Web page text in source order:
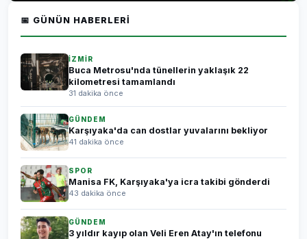
📅 GÜNÜN HABERLERI
İZMİR
Buca Metrosu'nda tünellerin yaklaşık 22
kilometresi tamamlandı
31 dakika önce
GÜNDEM
Karşıyaka'da can dostlar yuvalarını bekliyor
41 dakika önce
SPOR
Manisa FK, Karşıyaka'ya icra takibi gönderdi
43 dakika önce
GÜNDEM
3 yıldır kayıp olan Veli Eren Atay'ın telefonu